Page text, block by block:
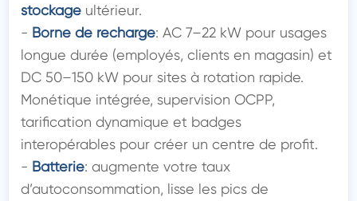
stockage ultérieur.
- Borne de recharge: AC 7–22 kW pour usages
longue durée (employés, clients en magasin) et
DC 50–150 kW pour sites à rotation rapide.
Monétique intégrée, supervision OCPP,
tarification dynamique et badges
interopérables pour créer un centre de profit.
- Batterie: augmente votre taux
d’autoconsommation, lisse les pics de